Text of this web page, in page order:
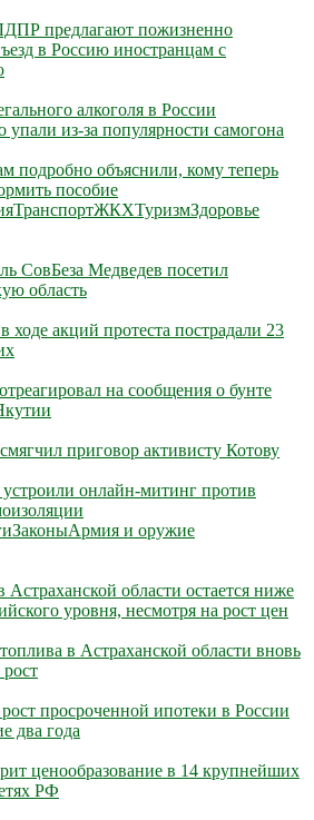
предлагают пожизненно
в Россию иностранцам с
алкоголя в России
упали из-за популярности самогона
подробно объяснили, кому теперь
пособие
ТранспортЖКХТуризмЗдоровье
СовБеза Медведев посетил
область
ходе акций протеста пострадали 23
на сообщения о бунте
приговор активисту Котову
устроили онлайн-митинг против
ЗаконыАрмия и оружие
области остается ниже
уровня, несмотря на рост цен
в Астраханской области вновь
просроченной ипотеки в России
два года
ценообразование в 14 крупнейших
РФ